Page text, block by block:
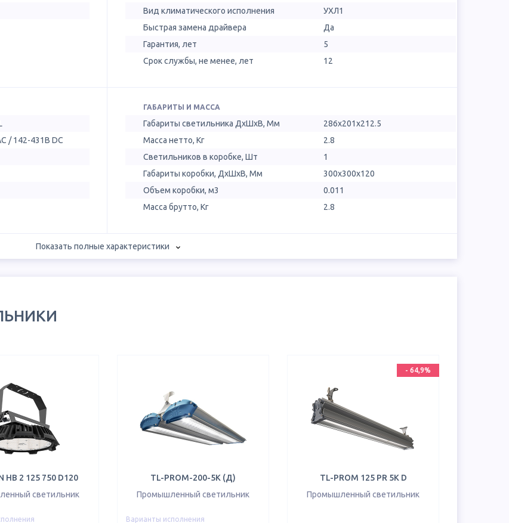
Вид климатического исполнения
УХЛ1
Быстрая замена драйвера
Да
Гарантия, лет
5
Срок службы, не менее, лет
12
/ 142-431В DC
ГАБАРИТЫ И МАССА
Габариты светильника ДхШхВ, Мм
286х201х212.5
Масса нетто, Кг
2.8
Светильников в коробке, Шт
1
Габариты коробки, ДхШхВ, Мм
300x300x120
Объем коробки, м3
0.011
Масса брутто, Кг
2.8
Показать полные характеристики
HB 2 125 750 D120
светильник
TL-PROM-200-5K (Д)
Промышленный светильник
Варианты исполнения
- 64,9%
TL-PROM 125 PR 5K D
Промышленный светильник